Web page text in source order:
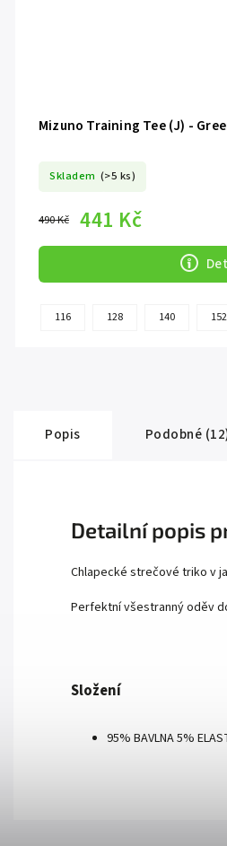
Mizuno Training Tee (J) -
Skladem (>5 ks)
490 Kč 441 Kč
116 128 140 152
Popis Podobné
Detailní popis
Chlapecké strečové triko v
Perfektní všestranný oděv
Složení
95% BAVLNA 5%